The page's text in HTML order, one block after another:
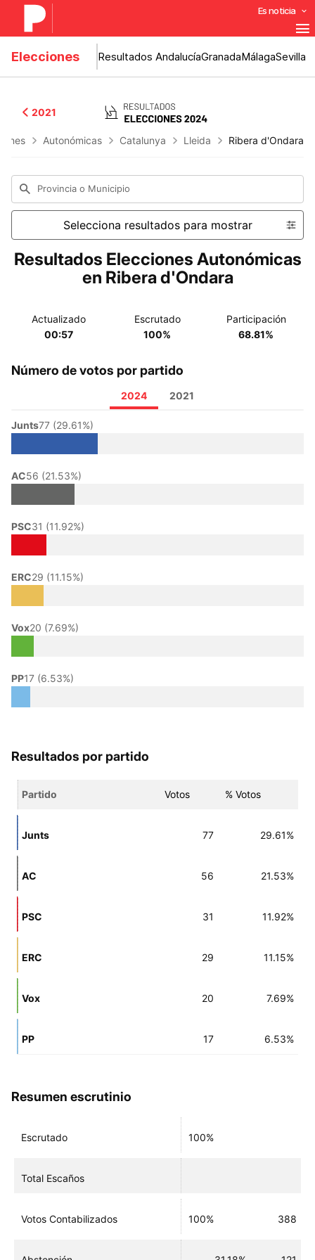
Es noticia
Elecciones Resultados AndalucíaGranadaMálagaSevilla
2021
Autonómicas Catalunya Lleida Ribera d'Ondara
Provincia o Municipio
Selecciona resultados para mostrar
Resultados Elecciones Autonómicas
en Ribera d'Ondara
Actualizado
00:57
Escrutado
100%
Participación
68.81%
Número de votos por partido
2024 2021
Junts77 (29.61%)
AC56 (21.53%)
PSC31 (11.92%)
ERC29 (11.15%)
Vox20 (7.69%)
PP17 (6.53%)
Resultados por partido
Partido Votos % Votos
Junts 77 29.61%
AC 56 21.53%
PSC 31 11.92%
ERC 29 11.15%
Vox 20 7.69%
PP 17 6.53%
Resumen escrutinio
Escrutado 100%
Total Escaños
Votos Contabilizados 100% 388